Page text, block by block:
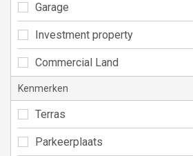
Garage
Investment property
Commercial Land
Kenmerken
Terras
Parkeerplaats